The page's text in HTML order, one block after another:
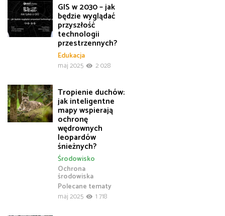
GIS w 2030 – jak
będzie wyglądać
przyszłość
technologii
przestrzennych?
Edukacja
maj 2025
2 028
Tropienie duchów:
jak inteligentne
mapy wspierają
ochronę
wędrownych
leopardów
śnieżnych?
Ochrona
środowiska
Polecane tematy
Środowisko
maj 2025 1 718